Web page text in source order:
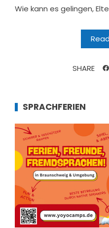
Wie kann es gelingen,
SHARE
SPRACHFERIEN